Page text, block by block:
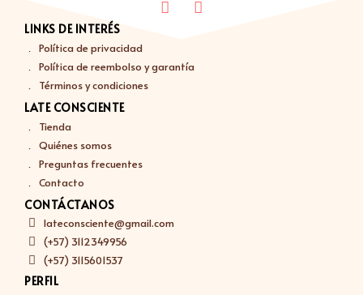
LINKS DE INTERÉS
Política de privacidad
Política de reembolso y garantía
Términos y condiciones
LATE CONSCIENTE
Tienda
Quiénes somos
Preguntas frecuentes
Contacto
CONTÁCTANOS
lateconsciente@gmail.com
(+57) 3112349956
(+57) 3115601537
PERFIL